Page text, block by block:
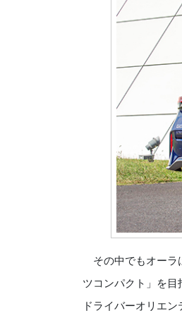
その中でもオーラ
ツコンパクト」を目
ドライバーオリエ